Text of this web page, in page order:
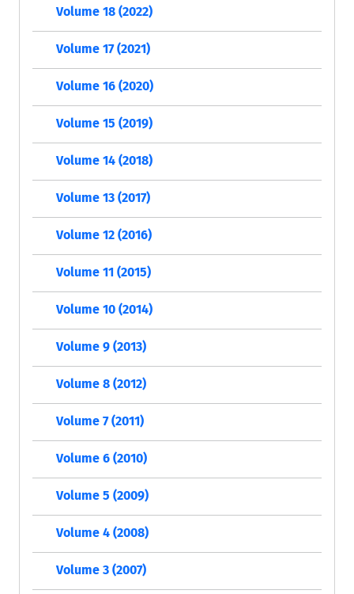
Volume 18 (2022)
Volume 17 (2021)
Volume 16 (2020)
Volume 15 (2019)
Volume 14 (2018)
Volume 13 (2017)
Volume 12 (2016)
Volume 11 (2015)
Volume 10 (2014)
Volume 9 (2013)
Volume 8 (2012)
Volume 7 (2011)
Volume 6 (2010)
Volume 5 (2009)
Volume 4 (2008)
Volume 3 (2007)